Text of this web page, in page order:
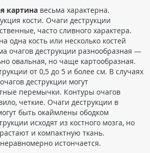
картина весьма характерна.
кости. Очаги деструкции
часто сливного характера.
одна кость или несколько костей
очагов деструкции разнообразная —
овальная, но чаще картообразная.
от 0,5 до 5 и более см. В случаях
деструкции могут
перемычки. Контуры очагов
четкие. Очаги деструкции в
быть окаймлены ободком
исходят из костного мозга, но
и компактную ткань.
истончается.